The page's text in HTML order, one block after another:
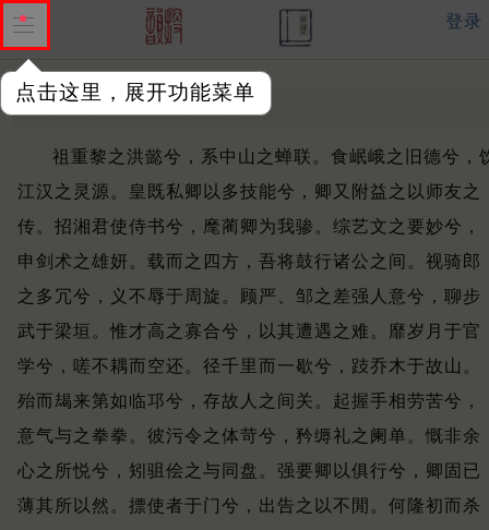
点击这里，展开功能菜单
登录
悯相如赋 宋 ·杨天惠
祖重黎之洪懿兮，系中山之蝉联。 食岷峨之旧德兮，
江汉之灵源。 皇既私卿以多技能兮，卿又附益之以师友之
传。 招湘君使侍书兮，麾蔺卿为我骖。 综艺文之要妙兮，
申剑术之雄妍。 载而之四方，吾将鼓行诸公之间。 视骑郎
之多冗兮，义不辱于周旋。
顾严、邹之差强人意兮，聊步
武于梁垣。 惟才高之寡合兮，以其遭遇之难。
靡岁月于官
学兮，嗟不耦而空还。 径千里而一歇兮，跂乔木于故山。
殆而朅来第如临邛兮，存故人之间关。 起握手相劳苦兮，
意气与之拳拳。 彼污令之体苛兮，矜缛礼之阑单。 慨非余
心之所悦兮，矧驵侩之与同盘。 强要卿以俱行兮，卿固已
薄其所以然。 摽使者于门兮，出告之以不閒。 何隆初而杀